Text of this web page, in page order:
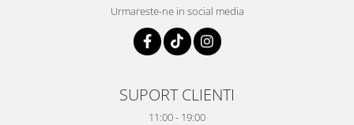
Urmareste-ne in social media
SUPORT CLIENTI
11:00 - 19:00